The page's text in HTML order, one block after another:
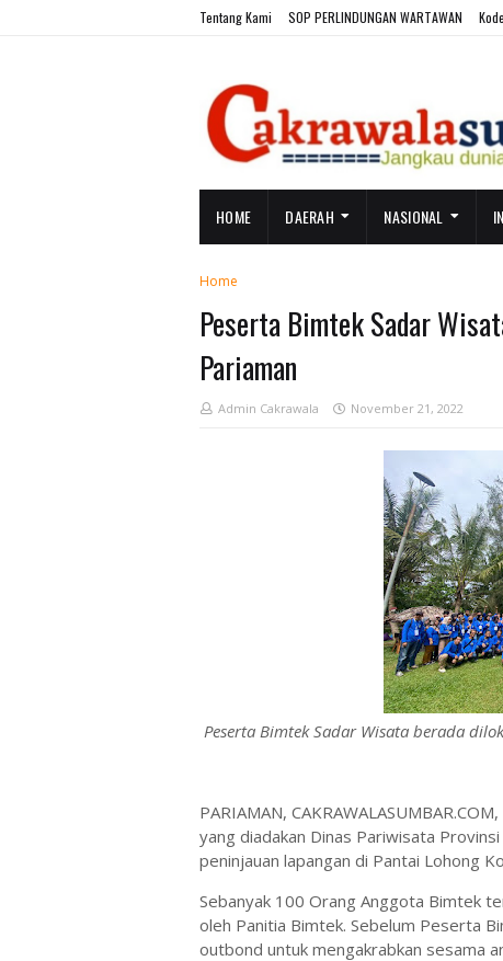
Tentang Kami SOP PERLINDUNGAN WARTAWAN
HOME DAERAH NASIONAL
Home
Peserta Bimtek Sadar
Pariaman
Admin Cakrawala November 21, 2022
Peserta Bimtek Sadar Wisata berada
PARIAMAN,
yang diadakan Dinas Pariwisata
peninjauan lapangan di Pantai Lohong
Sebanyak 100 Orang Anggota Bimtek
oleh Panitia Bimtek. Sebelum Peserta
outbond untuk mengakrabkan sesama